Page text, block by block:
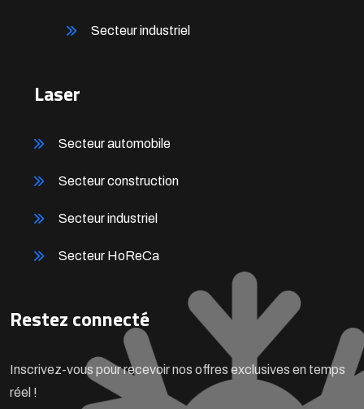
Secteur industriel
Laser
Secteur automobile
Secteur construction
Secteur industriel
Secteur HoReCa
Restez connecté
Inscrivez-vous pour recevoir nos offres exclusives en temps
réel !